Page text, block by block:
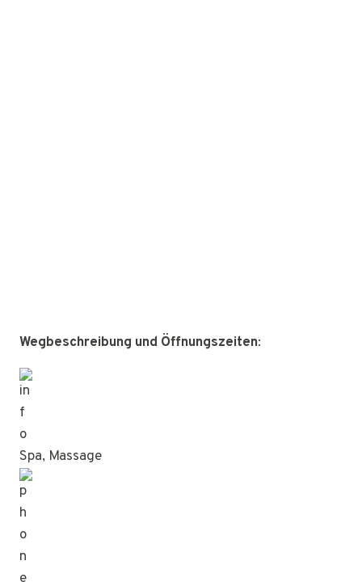
Wegbeschreibung und Öffnungszeiten:
Spa, Massage